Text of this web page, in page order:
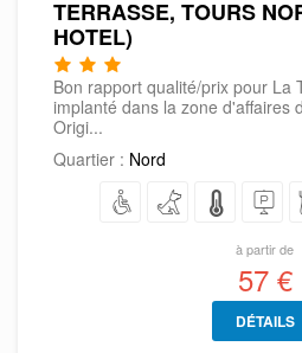
TERRASSE, TOURS
HOTEL)
Bon rapport qualité/prix pour La
implanté dans la zone d'affaires
Origi...
Quartier : Nord
à partir de
57 €
DÉTAILS